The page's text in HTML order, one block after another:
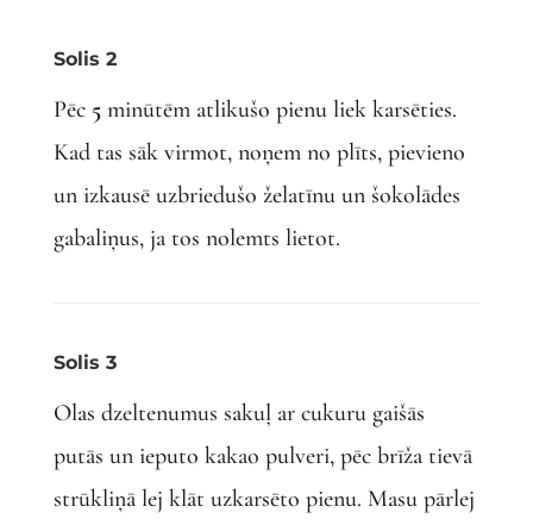
Solis 2
Pēc 5minūtēm atlikušo pienu liek karsēties.
Kad tas sāk virmot, noņem no plīts, pievieno
un izkausē uzbriedušo želatīnu un šokolādes
gabaliņus, ja tos nolemts lietot.
Solis 3
Olas dzeltenumus sakuļ ar cukuru gaišās
putās un ieputo kakao pulveri, pēc brīža tievā
strūkliņā lej klāt uzkarsēto pienu. Masu pārlej